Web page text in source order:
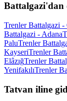
Battalgazi'dan
Trenler Battalgazi -
Battalgazi - Adana
PaluTrenler
KayseriTrenler
ElâzığTrenler
YenifakılıTrenler
Tatvan iline